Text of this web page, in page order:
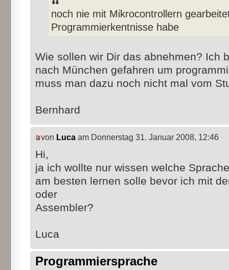
noch nie mit Mikrocontrollern
Programmierkentnisse habe
Wie sollen wir Dir das abnehmen? Ich
nach München gefahren um
muss man dazu noch nicht mal vom
Bernhard
von Luca am Donnerstag 31. Januar 2008, 12:46
Hi,
ja ich wollte nur wissen welche
am besten lernen solle bevor ich mit
oder
Assembler?
Luca
Programmiersprache